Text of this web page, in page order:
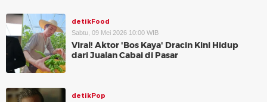
detikFood
Sabtu, 09 Mei 2026 10:00 WIB
Viral! Aktor 'Bos Kaya' Dracin Kini Hidup
dari Jualan Cabai di Pasar
detikPop